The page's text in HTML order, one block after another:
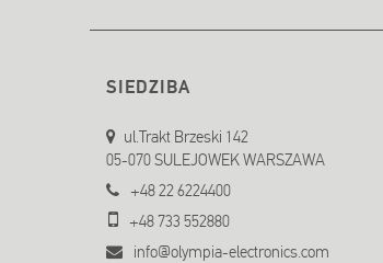
SIEDZIBA
ul.Trakt Brzeski 142
05-070 SULEJOWEK WARSZAWA
+48 22 6224400
+48 733 552880
info@olympia-electronics.com